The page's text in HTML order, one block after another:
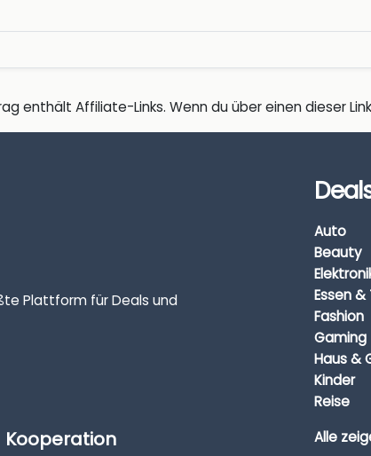
enthält Affiliate-Links. Wenn du über einen dieser
Plattform für Deals und
Kooperation
Auto
Beauty
Essen &
Fashion
Gaming
Haus &
Kinder
Reise
Alle